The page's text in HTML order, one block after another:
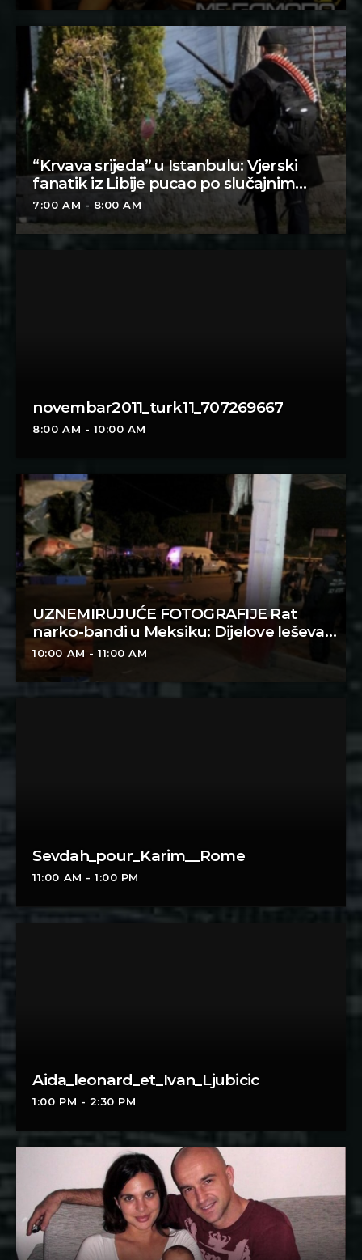
“Krvava srijeda” u Istanbulu: Vjerski
fanatik iz Libije pucao po slučajnim
prolaznicima
7:00 AM - 8:00 AM
novembar2011_turk11_707269667
8:00 AM - 10:00 AM
UZNEMIRUJUĆE FOTOGRAFIJE Rat
narko-bandi u Meksiku: Dijelove leševa
lopatom skupljali satima
10:00 AM - 11:00 AM
Sevdah_pour_Karim__Rome
11:00 AM - 1:00 PM
Aida_leonard_et_Ivan_Ljubicic
1:00 PM - 2:30 PM